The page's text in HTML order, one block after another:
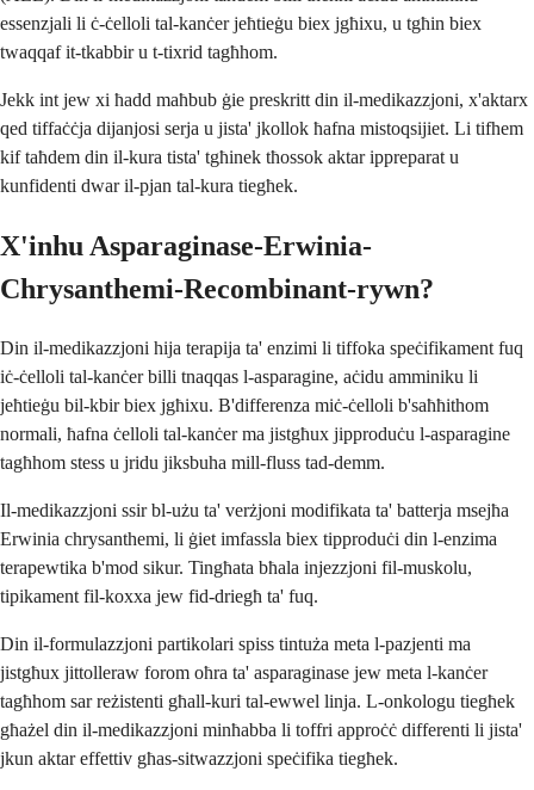
essenzjali li ċ-ċelloli tal-kanċer jeħtieġu biex jgħixu, u tgħin biex
twaqqaf it-tkabbir u t-tixrid tagħhom.
Jekk int jew xi ħadd maħbub ġie preskritt din il-medikazzjoni, x'aktarx
qed tiffaċċja dijanjosi serja u jista' jkollok ħafna mistoqsijiet. Li tifhem
kif taħdem din il-kura tista' tgħinek tħossok aktar ippreparat u
kunfidenti dwar il-pjan tal-kura tiegħek.
X'inhu Asparaginase-Erwinia-
Chrysanthemi-Recombinant-rywn?
Din il-medikazzjoni hija terapija ta' enzimi li tiffoka speċifikament fuq
iċ-ċelloli tal-kanċer billi tnaqqas l-asparagine, aċidu amminiku li
jeħtieġu bil-kbir biex jgħixu. B'differenza miċ-ċelloli b'saħħithom
normali, ħafna ċelloli tal-kanċer ma jistgħux jipproduċu l-asparagine
tagħhom stess u jridu jiksbuha mill-fluss tad-demm.
Il-medikazzjoni ssir bl-użu ta' verżjoni modifikata ta' batterja msejħa
Erwinia chrysanthemi, li ġiet imfassla biex tipproduċi din l-enzima
terapewtika b'mod sikur. Tingħata bħala injezzjoni fil-muskolu,
tipikament fil-koxxa jew fid-driegħ ta' fuq.
Din il-formulazzjoni partikolari spiss tintuża meta l-pazjenti ma
jistgħux jittolleraw forom oħra ta' asparaginase jew meta l-kanċer
tagħhom sar reżistenti għall-kuri tal-ewwel linja. L-onkologu tiegħek
għażel din il-medikazzjoni minħabba li toffri approċċ differenti li jista'
jkun aktar effettiv għas-sitwazzjoni speċifika tiegħek.